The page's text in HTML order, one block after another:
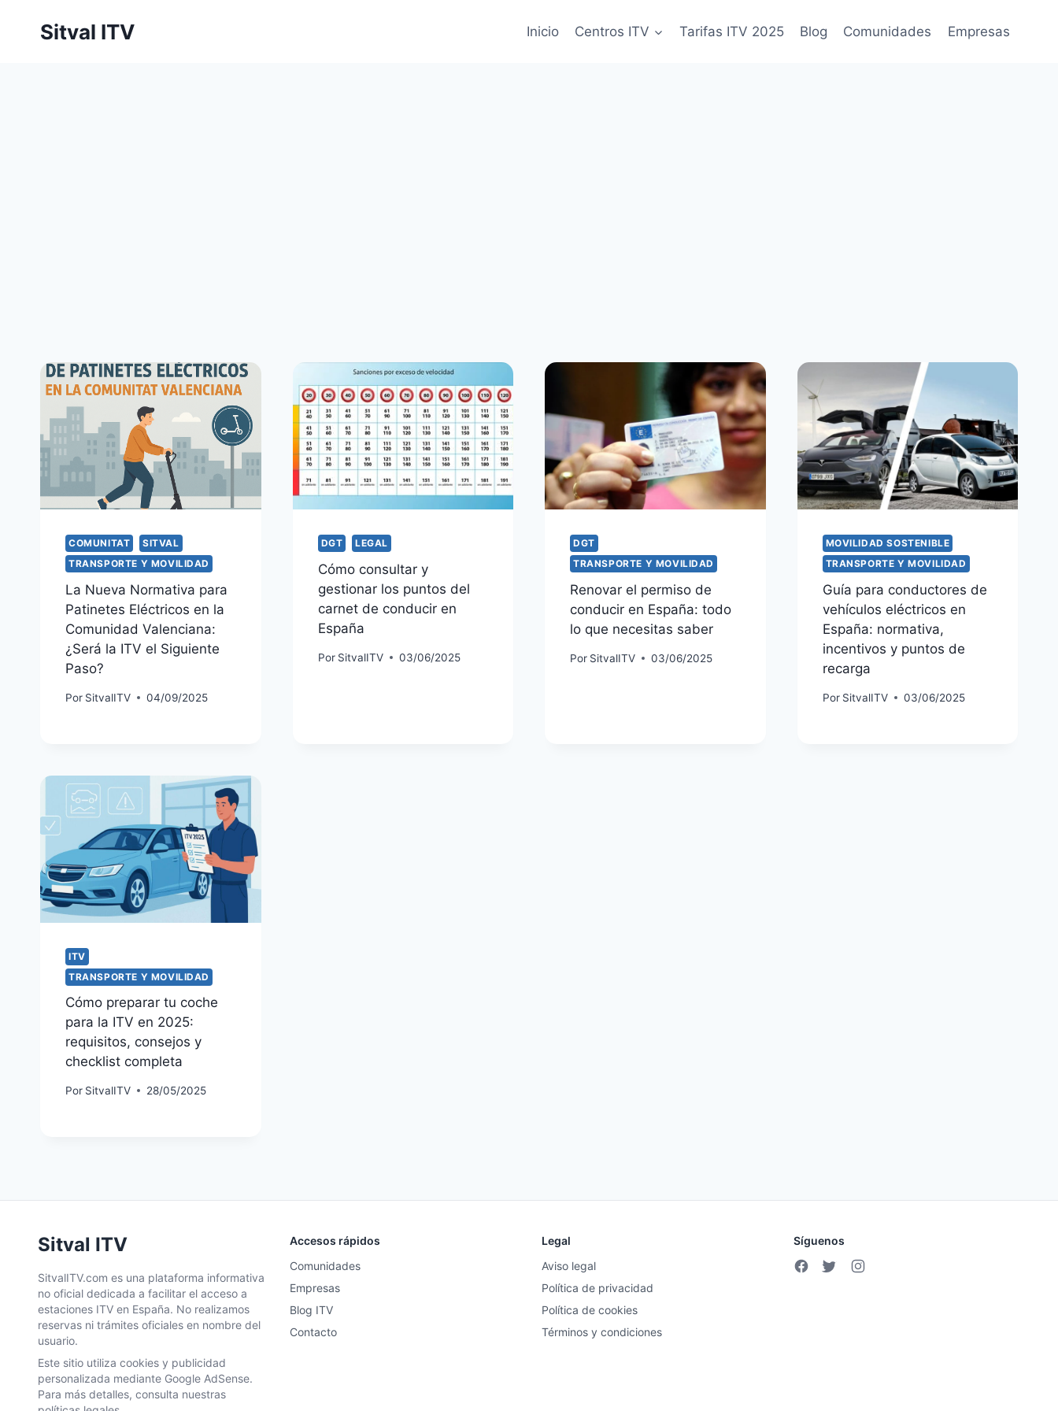
Sitval ITV Inicio Centros ITV Tarifas ITV 2025 Blog Comunidades Empresas
COMUNITAT
SITVAL
TRANSPORTE Y MOVILIDAD
La Nueva Normativa para
Patinetes Eléctricos en la
Comunidad Valenciana:
¿Será la ITV el Siguiente
Paso?
Por SitvalITV 04/09/2025
DGT LEGAL
Cómo consultar y
gestionar los puntos del
carnet de conducir en
España
Por SitvalITV 03/06/2025
DGT
TRANSPORTE Y MOVILIDAD
Renovar el permiso de
conducir en España: todo
lo que necesitas saber
Por SitvalITV 03/06/2025
MOVILIDAD SOSTENIBLE
TRANSPORTE Y MOVILIDAD
Guía para conductores de
vehículos eléctricos en
España: normativa,
incentivos y puntos de
recarga
Por SitvalITV 03/06/2025
ITV
TRANSPORTE Y MOVILIDAD
Cómo preparar tu coche
para la ITV en 2025:
requisitos, consejos y
checklist completa
Por SitvalITV 28/05/2025
Sitval ITV
SitvalITV.com es una plataforma informativa
no oficial dedicada a facilitar el acceso a
estaciones ITV en España. No realizamos
reservas ni trámites oficiales en nombre del
usuario.
Este sitio utiliza cookies y publicidad
personalizada mediante Google AdSense.
Para más detalles, consulta nuestras
Accesos rápidos
Comunidades
Empresas
Blog ITV
Contacto
Legal
Aviso legal
Política de privacidad
Política de cookies
Términos y condiciones
Síguenos